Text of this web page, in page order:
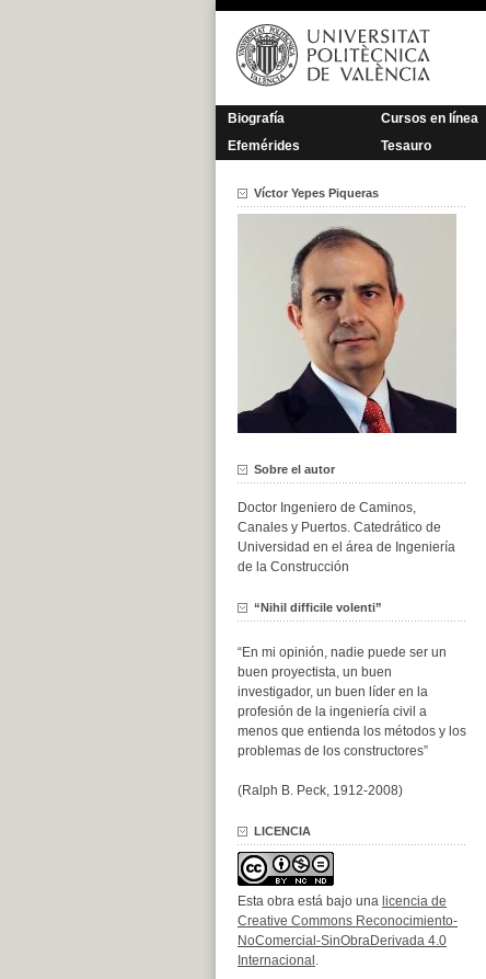
Saltar
contenido
Biografía Cursos en línea
Efemérides
Tesauro
Víctor Yepes Piqueras
Sobre el autor
Doctor Ingeniero de Caminos,
Canales y Puertos. Catedrático de
Universidad en el área de Ingeniería
de la Construcción
“Nihil difficile volenti”
“En mi opinión, nadie puede ser un
buen proyectista, un buen
investigador, un buen líder en la
profesión de la ingeniería civil a
menos que entienda los métodos y los
problemas de los constructores”
(Ralph B. Peck, 1912-2008)
LICENCIA
Esta obra está bajo una licencia de
Creative Commons Reconocimiento-
NoComercial-SinObraDerivada 4.0
Internacional .